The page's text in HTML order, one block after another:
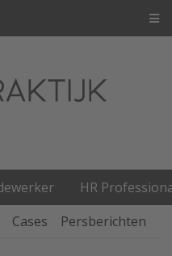
HR
Cases Persberichten